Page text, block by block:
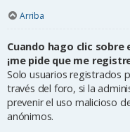
Arriba
Cuando hago clic sobre
¡me pide que me
Solo usuarios registrados
través del foro, si la
prevenir el uso malicioso
anónimos.